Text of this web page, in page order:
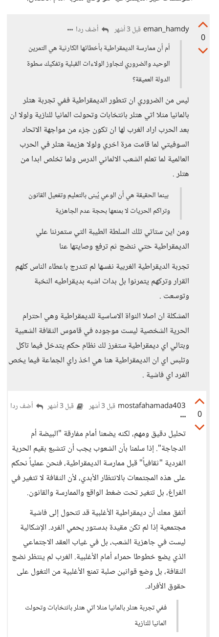
0
eman_hamdy قبل 3 أشهر
أضف ردا
أم أن ممارسة الديمقراطية بأخطائها الكارثية هي التمرين
الوحيد والضروري لتجاوز الولاءات القبلية وتفكيك سطوة
الدولة العميقة؟
ليس من الضروري ان تتطور الديمقراطية ففي تجربة هتلر
بالمانيا مثلا اتي هتلر بانتخابات وتحولت المانيا للنازية ولولا ان
بعد الحرب اراد الغرب لها ان تكون جزء من مواجهة الاتحاد
السوفيتي لما قامت مرة اخري ولولا هزيمة هتلر في الحرب
العالمية لما تعلم الشعب الالماني الدرس ولما تخلص ابدا من
هتلر .
بينما الحقيقة هي أن الوعي يُبنى بالتعليم وتفعيل القانون
وتراكم الحريات لا بمنعها بحجة عدم الجاهزية
ومن اين ستاتي تلك السلطة الطيبة التي ستمرننا علي
الديمقراطية حتي ننضج ثم ترفع وصايتها عنا
تجربة الديقراطية الغربية نفسها لم تتدرج باعطاء الناس كلهم
القرار وتركهم يتمرنوا بل بدات اشبه بديقراطيه النخبة
وتوسعت .
المشكلة ان اصلا النواة الاساسية للديمقراطية وهي احترام
الحرية الشخصية ليست موجوده في قاموس الثقافة الشعبية
وبتالي اي ديمقراطية ستفرز لك نظام حكم يتدخل فيما تاكل
وتلبس اي ان الديمقراطية هنا هي اخذ راي الجماعة فيما يخص
الفرد اي فاشية .
0
mostafahamada403 قبل 3 أشهر قبل 3 أشهر أضف ردا
تحليل دقيق ومهم، لكنه يضعنا أمام مفارقة "البيضة أم
الدجاجة". إذا سلمنا بأن الشعوب يجب أن تتشبع بقيم الحرية
الفردية "ثقافياً" قبل ممارسة الديمقراطية، فنحن عملياً نحكم
على هذه المجتمعات بالانتظار الأبدي، لأن الثقافة لا تتغير في
الفراغ، بل تتغير تحت ضغط الواقع والممارسة والقانون.
أتفق معك أن ديمقراطية الأغلبية قد تتحول إلى فاشية
مجتمعية إذا لم تكن مقيدة بدستور يحمي الفرد. الإشكالية
ليست في جاهزية الشعب، بل في غياب العقد الاجتماعي
الذي يضع خطوطا حمراء أمام الأغلبية. الغرب لم ينتظر نضج
الثقافة، بل وضع قوانين صلبة تمنع الأغلبية من التغول على
حقوق الأفراد.
ففي تجربة هتلر بالمانيا مثلا اتي هتلر بانتخابات وتحولت
المانيا للنازية